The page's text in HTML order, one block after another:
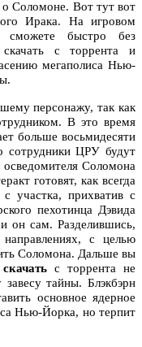
Соломоне. Вот тут вот
Ирака. На игровом
сможете быстро без
с торрента и
мегаполиса Нью-
персонажу, так как
В это время
больше восьмидесяти
сотрудники ЦРУ будут
Соломона
готовят, как всегда
участка, прихватив с
пехотинца Дэвида
он сам. Разделившись,
с целью
Соломона. Дальше вы
с торрента не
тайны. Блэкбэрн
основное ядерное
Нью-Йорка, но терпит